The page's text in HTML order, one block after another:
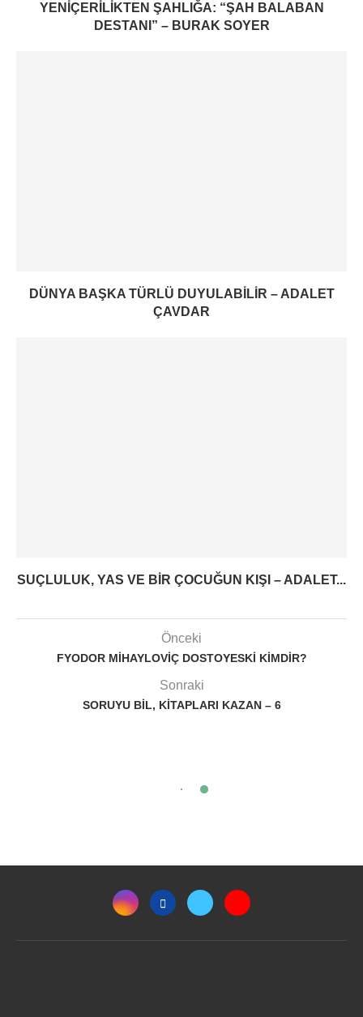
YENIÇERILIKTEN ŞAHLIĞA: “ŞAH BALABAN
DESTANI” – BURAK SOYER
DÜNYA BAŞKA TÜRLÜ DUYULABILIR – ADALET
ÇAVDAR
SUÇLULUK, YAS VE BIR ÇOCUĞUN KIŞI – ADALET...
Önceki
FYODOR MIHAYLOVIÇ DOSTOYESKI KIMDIR?
Sonraki
SORUYU BIL, KITAPLARI KAZAN – 6